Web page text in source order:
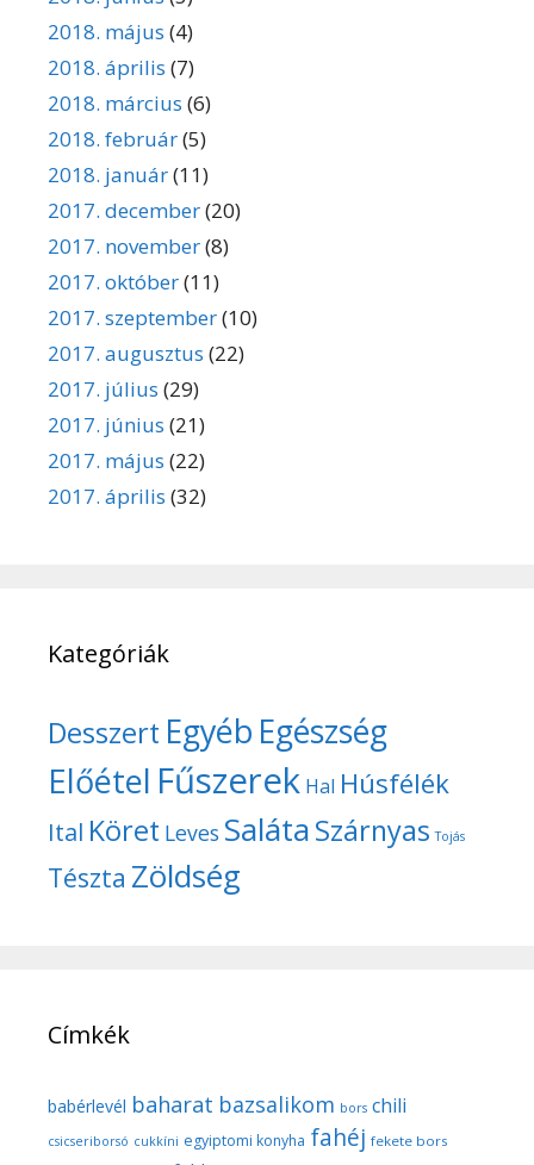
2018. május (4)
2018. április (7)
2018. március (6)
2018. február(5)
2018. január(11)
2017. december(20)
2017. november(8)
2017. október(11)
2017. szeptember(10)
2017. augusztus (22)
2017. július (29)
2017. június (21)
2017. május (22)
2017. április (32)
Kategóriák
Desszert Egyéb Egészség
Előétel Fűszerek Hal Húsfélék
Ital Köret Leves SalátaSzárnyas Tojás
Tészta Zöldség
Címkék
babérlevél baharat bazsalikom bors chili
csicseriborsó cukkíni egyiptomi konyha fahéj fekete bors